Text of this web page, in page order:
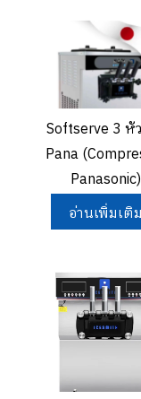
Softserve 3 หั
Pana
Panasonic)
อ่านเพิ่มเติม